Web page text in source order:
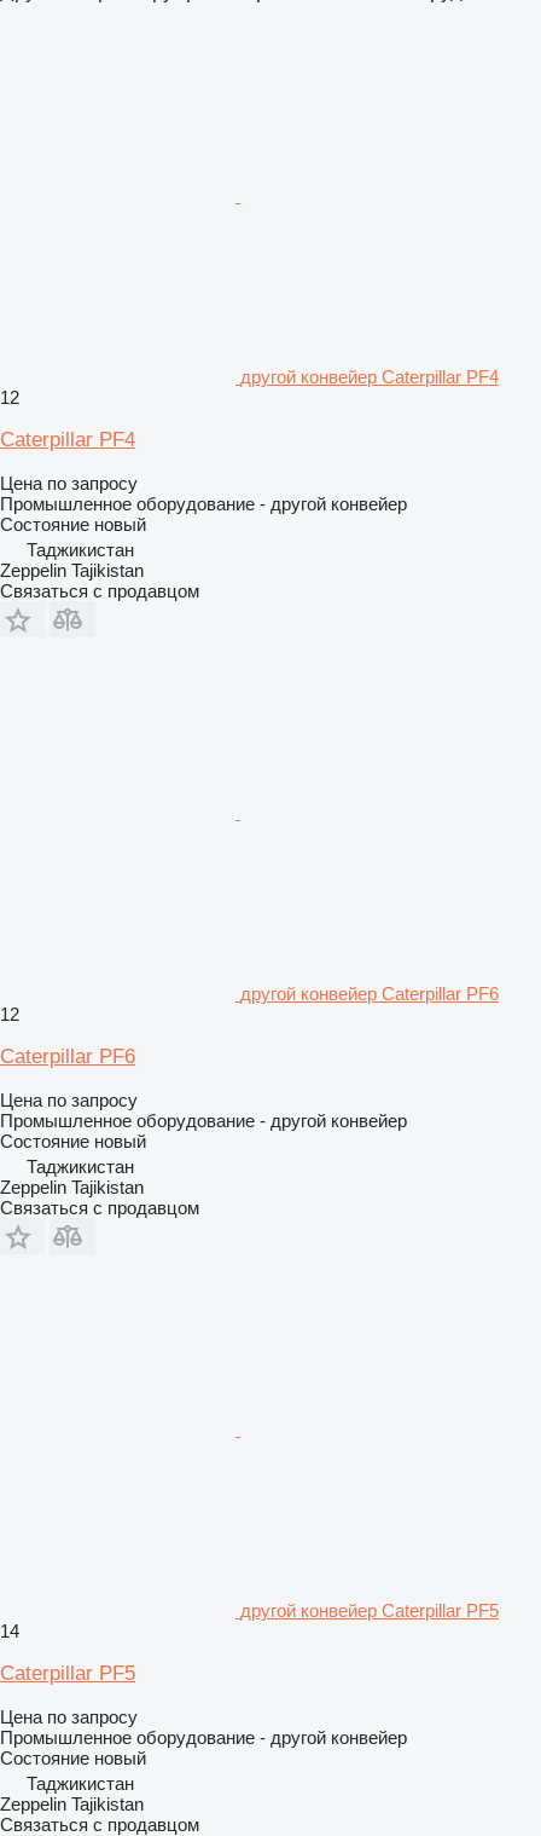
другой конвейер Caterpillar PF4
12
Caterpillar PF4
Цена по запросу
Промышленное оборудование - другой конвейер
Состояние новый
Таджикистан
Zeppelin Tajikistan
Связаться с продавцом
другой конвейер Caterpillar PF6
12
Caterpillar PF6
Цена по запросу
Промышленное оборудование - другой конвейер
Состояние новый
Таджикистан
Zeppelin Tajikistan
Связаться с продавцом
другой конвейер Caterpillar PF5
14
Caterpillar PF5
Цена по запросу
Промышленное оборудование - другой конвейер
Состояние новый
Таджикистан
Zeppelin Tajikistan
Связаться с продавцом